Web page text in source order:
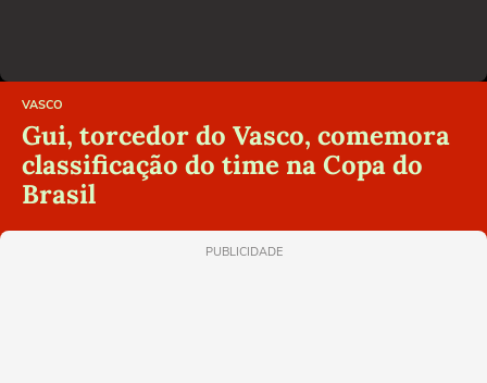
VASCO
Gui, torcedor do Vasco, comemora
classificação do time na Copa do
Brasil
PUBLICIDADE